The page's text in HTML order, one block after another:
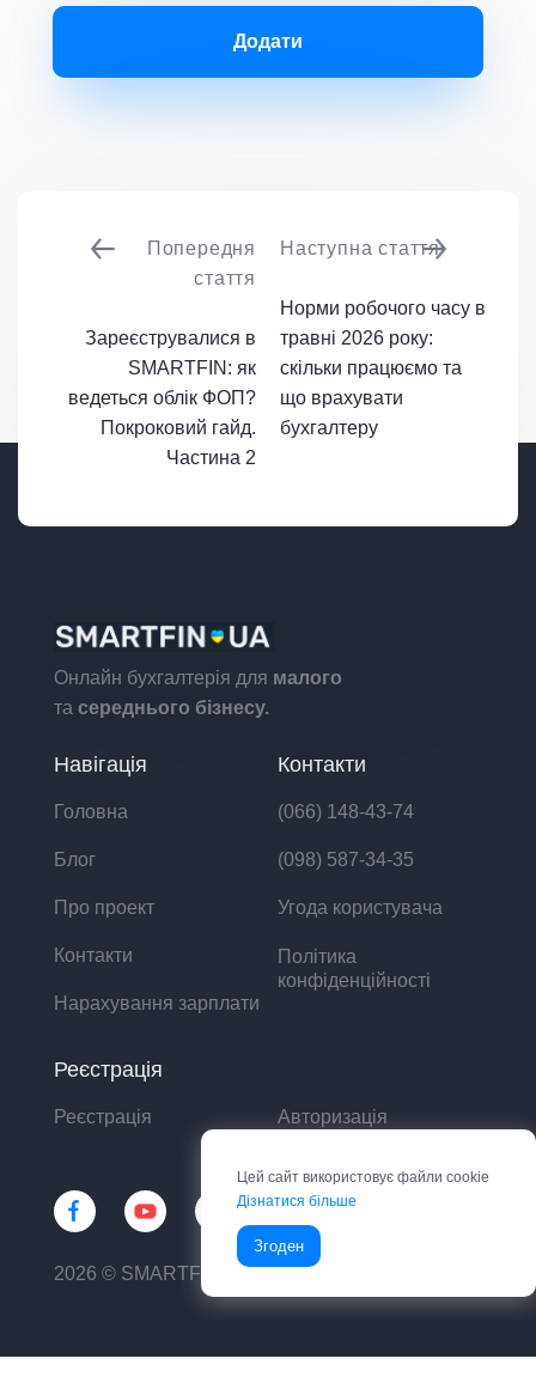
Додати
Попередня
стаття
Зареєструвалися в
SMARTFIN: як
ведеться облік ФОП?
Покроковий гайд.
Частина 2
Наступна стаття
Норми робочого часу в
травні 2026 року:
скільки працюємо та
що врахувати
бухгалтеру
Онлайн бухгалтерія для малого
та середнього бізнесу.
2026 © SMARTFIN UA
Навігація
Головна
Блог
Про проект
Контакти
Нарахування зарплати
Контакти
(066) 148-43-74
(098) 587-34-35
Угода користувача
Політика
конфіденційності
Реєстрація
Реєстрація Авторизація
Цей сайт використовує файли cookie
Дізнатися більше
Згоден